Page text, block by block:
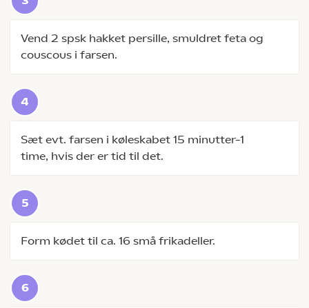
Vend 2 spsk hakket persille, smuldret feta og
couscous i farsen.
Sæt evt. farsen i køleskabet 15 minutter–1
time, hvis der er tid til det.
Form kødet til ca. 16 små frikadeller.